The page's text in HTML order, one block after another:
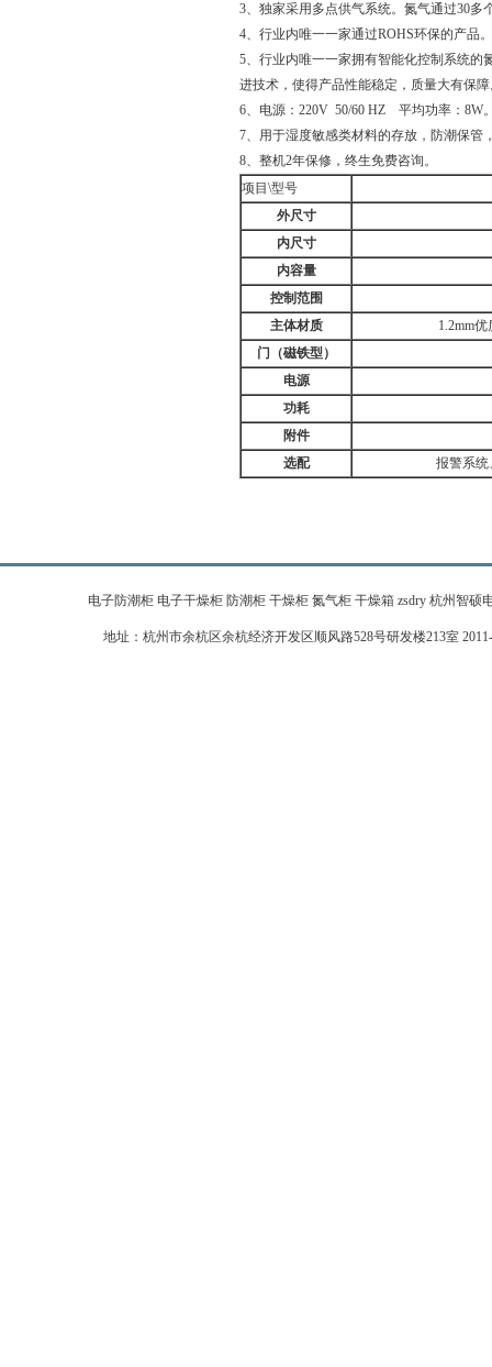
3、独家采用多点供气系统。氮气通过30
4、行业内唯一一家通过ROHS环保的产品
5、行业内唯一一家拥有智能化控制系统的
进技术，使得产品性能稳定，质量大有保
6、电源：220V 50/60 HZ 平均功率：8W
7、用于湿度敏感类材料的存放，防潮保管
8、整机2年保修，终生免费咨询。
项目\型号
外尺寸
内尺寸
内容量
控制范围
主体材质
1.2mm
门（磁铁型）
电源
功耗
附件
选配
报警系统
电子防潮柜 电子干燥柜 防潮柜 干燥柜 氮气柜 干燥箱 zsdry 杭州智硕
地址：杭州市余杭区余杭经济开发区顺风路528号研发楼213室 2011-